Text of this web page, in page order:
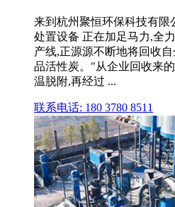
来到杭州聚恒环保科技有限
处置设备 正在加足马力,全
产线,正源源不断地将回收
品活性炭。"从企业回收来
温脱附,再经过 ...
联系电话: 180 3780 8511